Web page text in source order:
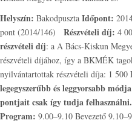
Helyszín: Bakodpuszta Időpont:
pont (2014/146) Részvételi díj: 4
részvételi díj: a A Bács-Kiskun
részvételi díjához, így a BKMÉK
nyilvántartottak részvételi díja: 1 500
legegyszerűbb és leggyorsabb
pontjait csak így tudja felhasználni.
Program: 9.00–9.10 Bevezető